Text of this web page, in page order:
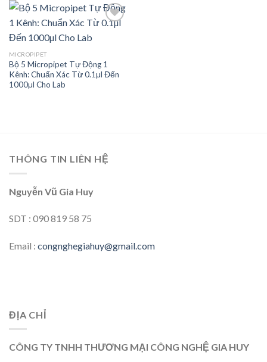
MICROPIPET
Bộ 5 Micropipet Tự Động 1
Kênh: Chuẩn Xác Từ 0.1µl Đến
1000µl Cho Lab
THÔNG TIN LIÊN HỆ
Nguyễn Vũ Gia Huy
SDT : 090 819 58 75
Email : congnghegiahuy@gmail.com
ĐỊA CHỈ
CÔNG TY TNHH THƯƠNG MẠI CÔNG NGHỆ GIA HUY